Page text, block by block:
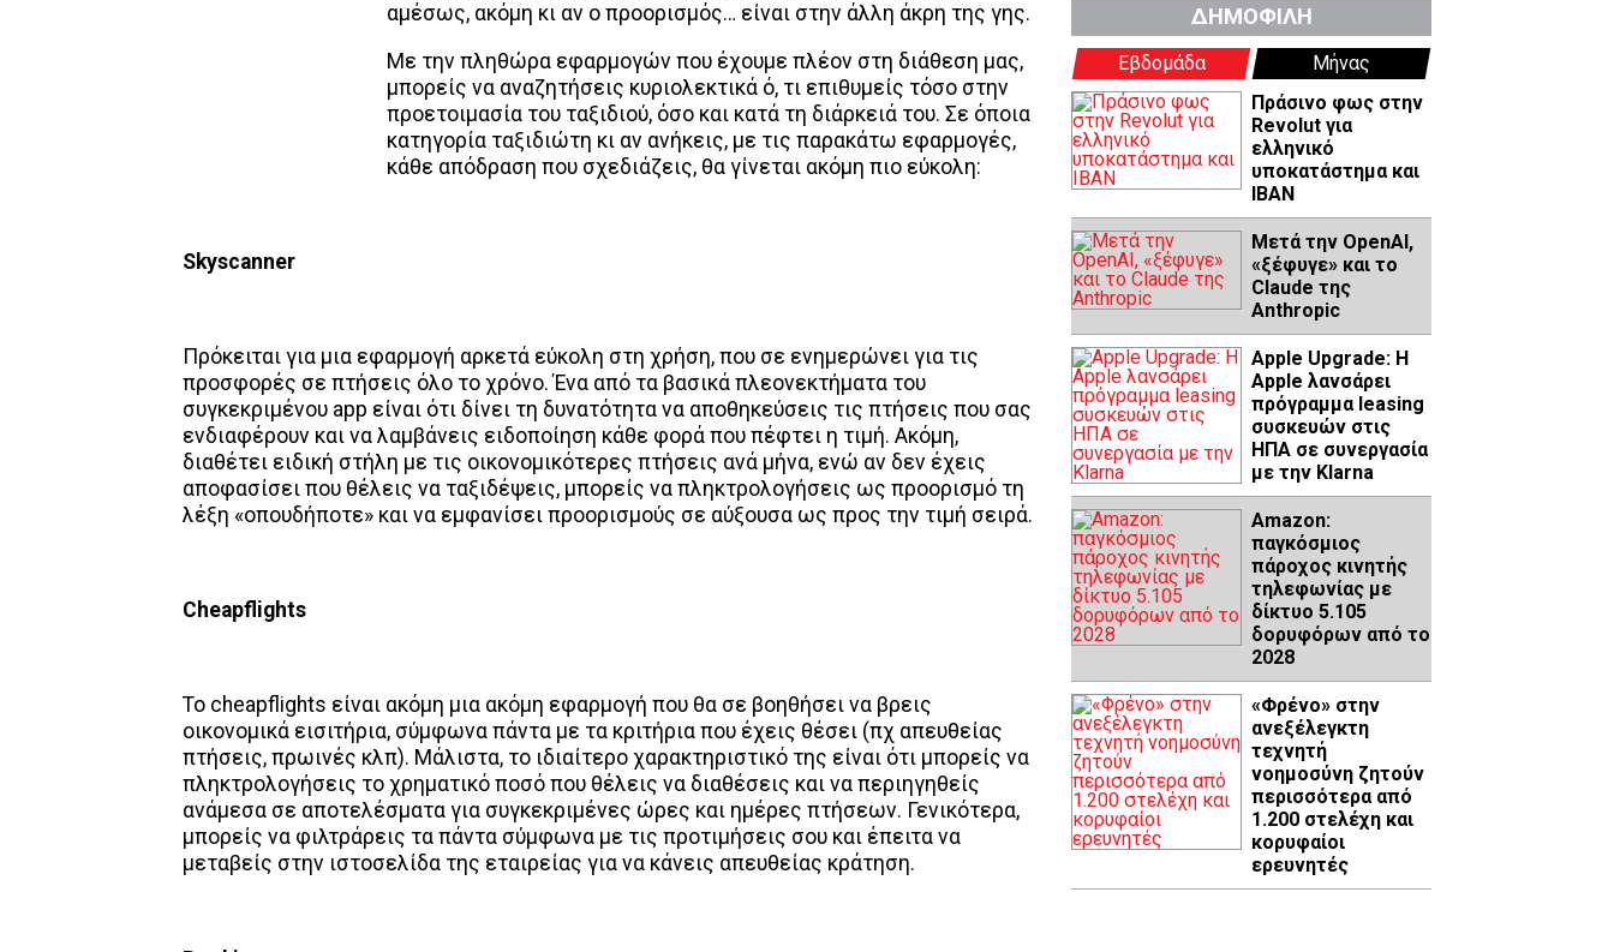
αμέσως, ακόμη κι αν ο προορισμός… είναι στην άλλη άκρη της γης.
Με την πληθώρα εφαρμογών που έχουμε πλέον στη διάθεση μας,
μπορείς να αναζητήσεις κυριολεκτικά ό, τι επιθυμείς τόσο στην
προετοιμασία του ταξιδιού, όσο και κατά τη διάρκειά του. Σε όποια
κατηγορία ταξιδιώτη κι αν ανήκεις, με τις παρακάτω εφαρμογές,
κάθε απόδραση που σχεδιάζεις, θα γίνεται ακόμη πιο εύκολη:
Skyscanner
Πρόκειται για μια εφαρμογή αρκετά εύκολη στη χρήση, που σε ενημερώνει για τις
προσφορές σε πτήσεις όλο το χρόνο. Ένα από τα βασικά πλεονεκτήματα του
συγκεκριμένου app είναι ότι δίνει τη δυνατότητα να αποθηκεύσεις τις πτήσεις που σας
ενδιαφέρουν και να λαμβάνεις ειδοποίηση κάθε φορά που πέφτει η τιμή. Ακόμη,
διαθέτει ειδική στήλη με τις οικονομικότερες πτήσεις ανά μήνα, ενώ αν δεν έχεις
αποφασίσει που θέλεις να ταξιδέψεις, μπορείς να πληκτρολογήσεις ως προορισμό τη
λέξη «οπουδήποτε» και να εμφανίσει προορισμούς σε αύξουσα ως προς την τιμή σειρά.
Cheapflights
Το cheapflights είναι ακόμη μια ακόμη εφαρμογή που θα σε βοηθήσει να βρεις
οικονομικά εισιτήρια, σύμφωνα πάντα με τα κριτήρια που έχεις θέσει (πχ απευθείας
πτήσεις, πρωινές κλπ). Μάλιστα, το ιδιαίτερο χαρακτηριστικό της είναι ότι μπορείς να
πληκτρολογήσεις το χρηματικό ποσό που θέλεις να διαθέσεις και να περιηγηθείς
ανάμεσα σε αποτελέσματα για συγκεκριμένες ώρες και ημέρες πτήσεων. Γενικότερα,
μπορείς να φιλτράρεις τα πάντα σύμφωνα με τις προτιμήσεις σου και έπειτα να
μεταβείς στην ιστοσελίδα της εταιρείας για να κάνεις απευθείας κράτηση.
ΔΗΜΟΦΙΛΗ
Εβδομάδα
Μήνας
Πράσινο φως στην
Revolut για
ελληνικό
υποκατάστημα και
IBAN
Μετά την OpenAI,
«ξέφυγε» και το
Claude της
Anthropic
Apple Upgrade: Η
Apple λανσάρει
πρόγραμμα leasing
συσκευών στις
ΗΠΑ σε συνεργασία
με την Klarna
Amazon:
παγκόσμιος
πάροχος κινητής
τηλεφωνίας με
δίκτυο 5.105
δορυφόρων από το
2028
«Φρένο» στην
ανεξέλεγκτη
τεχνητή
νοημοσύνη ζητούν
περισσότερα από
1.200 στελέχη και
κορυφαίοι
ερευνητές